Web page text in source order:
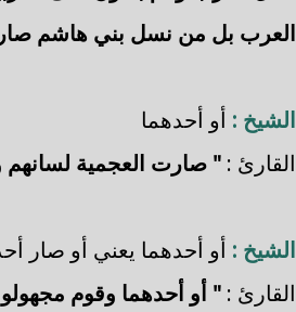
العرب بل من نسل بني هاشم
الشيخ : أو أحدهما
القارئ : " صارت العجمية لسانهم
الشيخ : أو أحدهما يعني أو صار
القارئ : " أو أحدهما وقوم